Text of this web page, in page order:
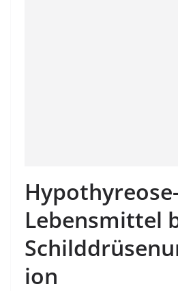
Lebensmittel
ion